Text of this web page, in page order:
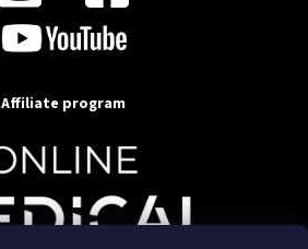
Affiliate program